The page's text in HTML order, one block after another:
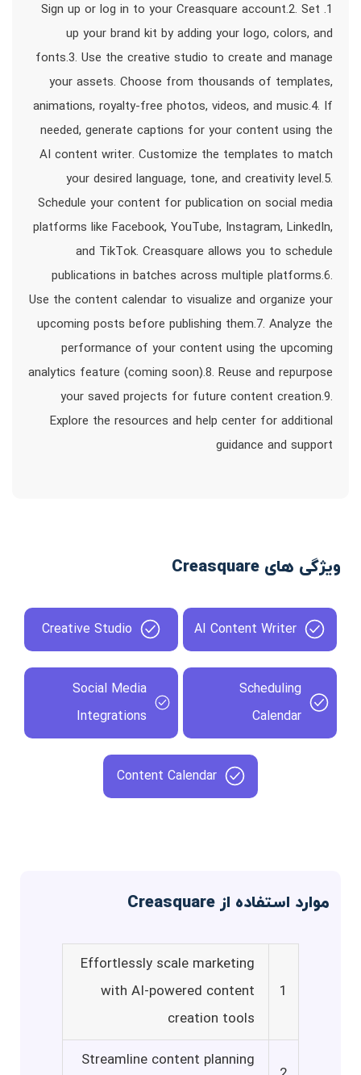
1. Sign up or log in to your Creasquare account.2. Set
up your brand kit by adding your logo, colors, and
fonts.3. Use the creative studio to create and manage
your assets. Choose from thousands of templates,
animations, royalty-free photos, videos, and music.4. If
needed, generate captions for your content using the
AI content writer. Customize the templates to match
your desired language, tone, and creativity level.5.
Schedule your content for publication on social media
platforms like Facebook, YouTube, Instagram, LinkedIn,
and TikTok. Creasquare allows you to schedule
publications in batches across multiple platforms.6.
Use the content calendar to visualize and organize your
upcoming posts before publishing them.7. Analyze the
performance of your content using the upcoming
analytics feature (coming soon).8. Reuse and repurpose
your saved projects for future content creation.9.
Explore the resources and help center for additional
guidance and support
ویژگی های Creasquare
AI Content Writer
Creative Studio
Scheduling
Calendar
Social Media
Integrations
Content Calendar
موارد استفاده از Creasquare
1
Effortlessly scale marketing
with AI-powered content
creation tools
Streamline content planning